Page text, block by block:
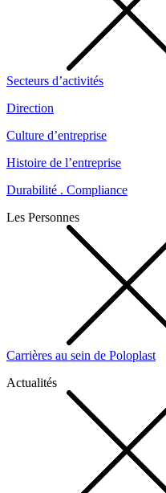
Secteurs d’activités
Direction
Culture d’entreprise
Histoire de l’entreprise
Durabilité . Compliance
Les Personnes
Carrières au sein de Poloplast
Actualités